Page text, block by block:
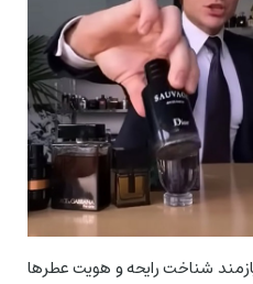
شناخت رایحه و هویت عطرها